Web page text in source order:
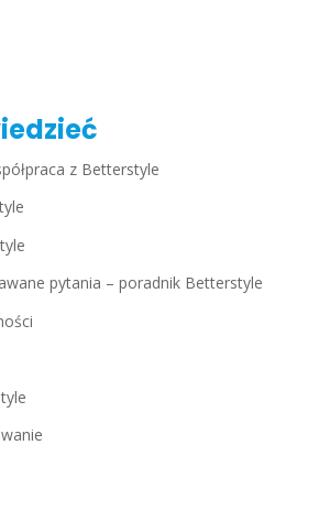
z Betterstyle
pytania – poradnik Betterstyle